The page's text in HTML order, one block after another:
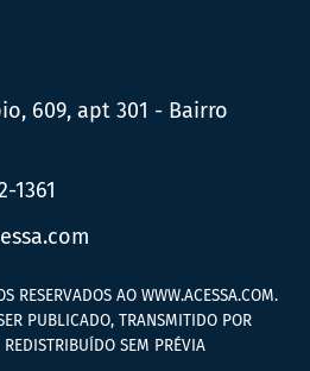
609, apt 301 - Bairro
1361
RESERVADOS AO WWW.ACESSA.COM.
PUBLICADO, TRANSMITIDO POR
REDISTRIBUÍDO SEM PRÉVIA